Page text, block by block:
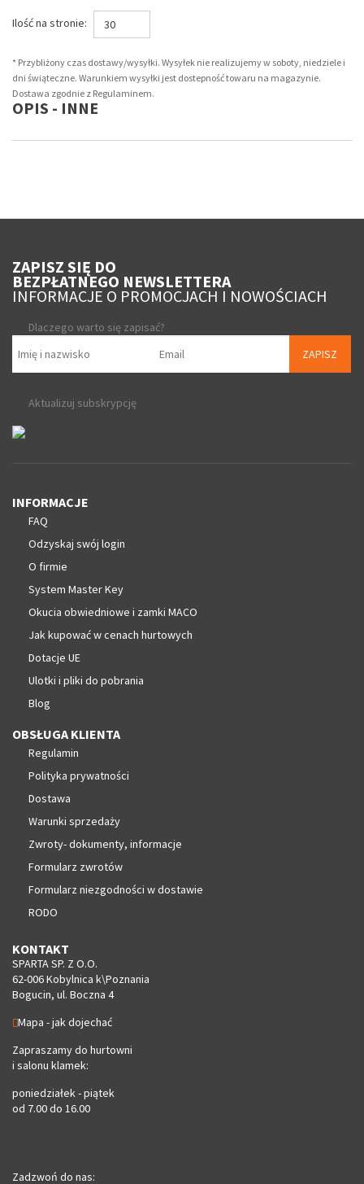
Ilość na stronie: 30
* Przybliżony czas dostawy/wysyłki. Wysyłek nie realizujemy w soboty, niedziele i
dni świąteczne. Warunkiem wysyłki jest dostepność towaru na magazynie.
Dostawa zgodnie z Regulaminem.
OPIS - INNE
ZAPISZ SIĘ DO
BEZPŁATNEGO NEWSLETTERA
INFORMACJE O PROMOCJACH I NOWOŚCIACH
Dlaczego warto się zapisać?
ZAPISZ
Aktualizuj subskrypcję
INFORMACJE
FAQ
Odzyskaj swój login
O firmie
System Master Key
Okucia obwiedniowe i zamki MACO
Jak kupować w cenach hurtowych
Dotacje UE
Ulotki i pliki do pobrania
Blog
OBSŁUGA KLIENTA
Regulamin
Polityka prywatności
Dostawa
Warunki sprzedaży
Zwroty- dokumenty, informacje
Formularz zwrotów
Formularz niezgodności w dostawie
RODO
KONTAKT
SPARTA SP. Z O.O.
62-006 Kobylnica k\Poznania
Bogucin, ul. Boczna 4
Mapa - jak dojechać
Zapraszamy do hurtowni
i salonu klamek:
poniedziałek - piątek
od 7.00 do 16.00
Zadzwoń do nas: